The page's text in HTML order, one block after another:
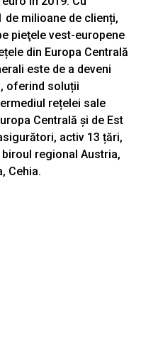
de milioane de clienți,
pieţele vest-europene
din Europa Centrală
este de a deveni
oferind soluții
rețelei sale
Centrală și de Est
activ 13 țări,
regional Austria,
Cehia.